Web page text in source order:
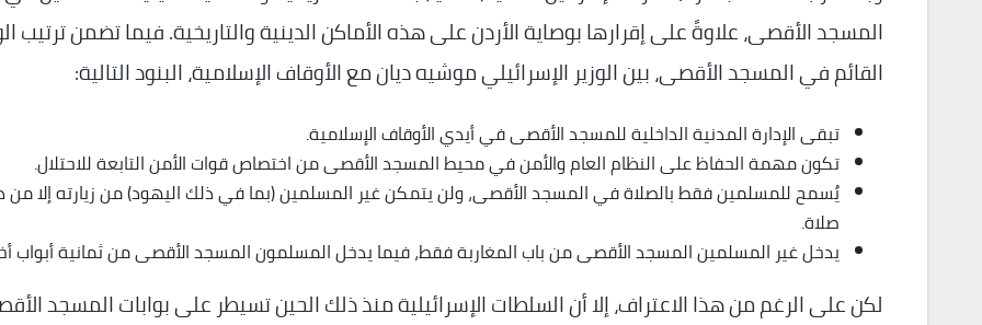
المسجد الأقصى، علاوةً على إقرارها بوصاية الأردن على هذه الأماكن الدينية والتاريخية. فيما تضمن ترتيب
القائم في المسجد الأقصى، بين الوزير الإسرائيلي موشيه ديان مع الأوقاف الإسلامية، البنود التالية:
تبقى الإدارة المدنية الداخلية للمسجد الأقصى في أيدي الأوقاف الإسلامية.
تكون مهمة الحفاظ على النظام العام والأمن في محيط المسجد الأقصى من اختصاص قوات الأمن التابعة للاحتلال.
يُسمح للمسلمين فقط بالصلاة في المسجد الأقصى، ولن يتمكن غير المسلمين (بما في ذلك اليهود) من زيارته إلا من
صلاة.
يدخل غير المسلمين المسجد الأقصى من باب المغاربة فقط، فيما يدخل المسلمون المسجد الأقصى من ثمانية أبواب
لكن على الرغم من هذا الاعتراف، إلا أن السلطات الإسرائيلية منذ ذلك الحين تسيطر على بوابات المسجد